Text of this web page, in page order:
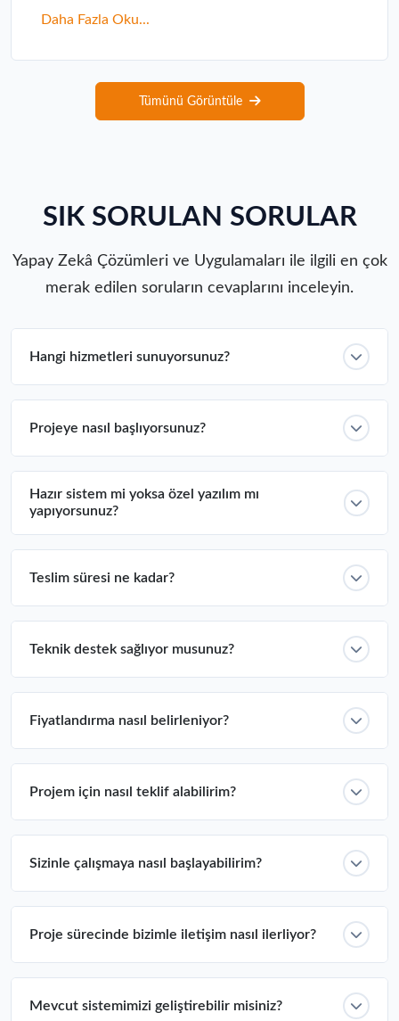
Daha Fazla Oku...
Tümünü Görüntüle
SIK SORULAN SORULAR
Yapay Zekâ Çözümleri ve Uygulamaları ile ilgili en çok
merak edilen soruların cevaplarını inceleyin.
Hangi hizmetleri sunuyorsunuz?
Projeye nasıl başlıyorsunuz?
Hazır sistem mi yoksa özel yazılım mı
yapıyorsunuz?
Teslim süresi ne kadar?
Teknik destek sağlıyor musunuz?
Fiyatlandırma nasıl belirleniyor?
Projem için nasıl teklif alabilirim?
Sizinle çalışmaya nasıl başlayabilirim?
Proje sürecinde bizimle iletişim nasıl ilerliyor?
Mevcut sistemimizi geliştirebilir misiniz?